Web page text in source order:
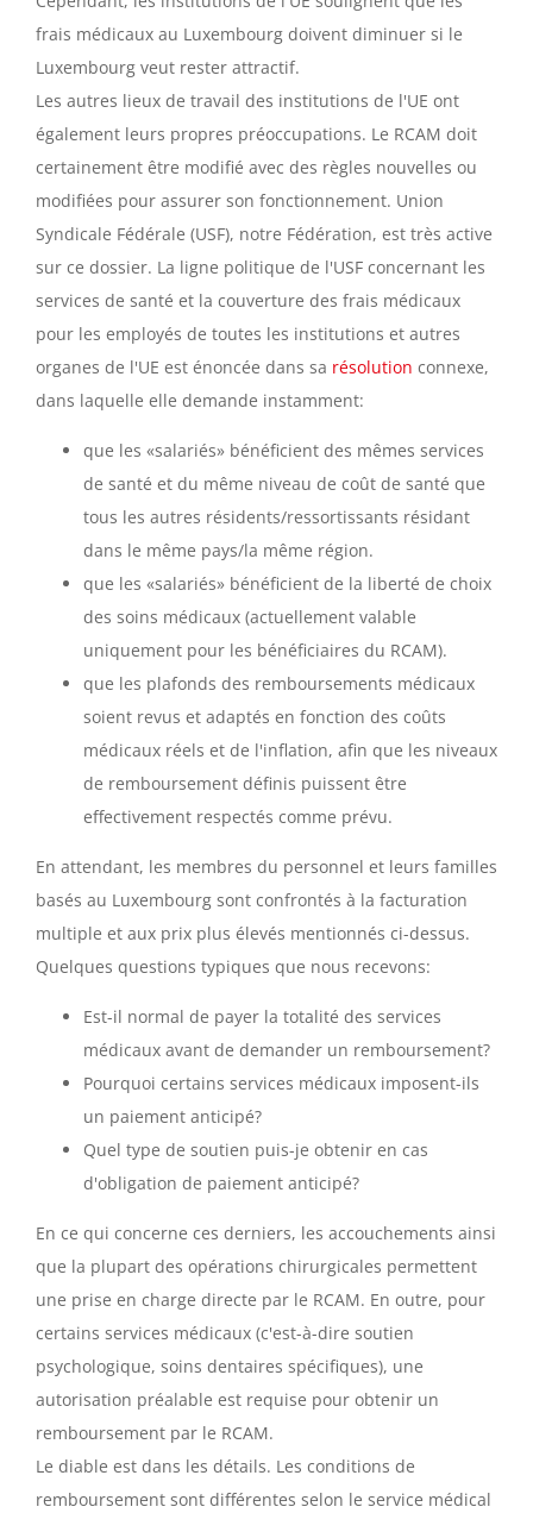
frais médicaux au Luxembourg doivent diminuer si le
Luxembourg veut rester attractif.
Les autres lieux de travail des institutions de l'UE ont
également leurs propres préoccupations. Le RCAM doit
certainement être modifié avec des règles nouvelles ou
modifiées pour assurer son fonctionnement. Union
Syndicale Fédérale (USF), notre Fédération, est très active
sur ce dossier. La ligne politique de l'USF concernant les
services de santé et la couverture des frais médicaux
pour les employés de toutes les institutions et autres
organes de l'UE est énoncée dans sa résolution connexe,
dans laquelle elle demande instamment:
que les «salariés» bénéficient des mêmes services
de santé et du même niveau de coût de santé que
tous les autres résidents/ressortissants résidant
dans le même pays/la même région.
que les «salariés» bénéficient de la liberté de choix
des soins médicaux (actuellement valable
uniquement pour les bénéficiaires du RCAM).
que les plafonds des remboursements médicaux
soient revus et adaptés en fonction des coûts
médicaux réels et de l'inflation, afin que les niveaux
de remboursement définis puissent être
effectivement respectés comme prévu.
En attendant, les membres du personnel et leurs familles
basés au Luxembourg sont confrontés à la facturation
multiple et aux prix plus élevés mentionnés ci-dessus.
Quelques questions typiques que nous recevons:
Est-il normal de payer la totalité des services
médicaux avant de demander un remboursement?
Pourquoi certains services médicaux imposent-ils
un paiement anticipé?
Quel type de soutien puis-je obtenir en cas
d'obligation de paiement anticipé?
En ce qui concerne ces derniers, les accouchements ainsi
que la plupart des opérations chirurgicales permettent
une prise en charge directe par le RCAM. En outre, pour
certains services médicaux (c'est-à-dire soutien
psychologique, soins dentaires spécifiques), une
autorisation préalable est requise pour obtenir un
remboursement par le RCAM.
Le diable est dans les détails. Les conditions de
remboursement sont différentes selon le service médical